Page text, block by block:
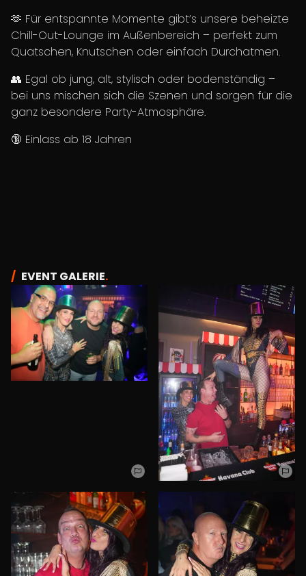
🫶 Für entspannte Momente gibt’s unsere beheizte
Chill-Out-Lounge im Außenbereich – perfekt zum
Quatschen, Knutschen oder einfach Durchatmen.
👥 Egal ob jung, alt, stylisch oder bodenständig –
bei uns mischen sich die Szenen und sorgen für die
ganz besondere Party-Atmosphäre.
🔞 Einlass ab 18 Jahren
EVENT GALERIE